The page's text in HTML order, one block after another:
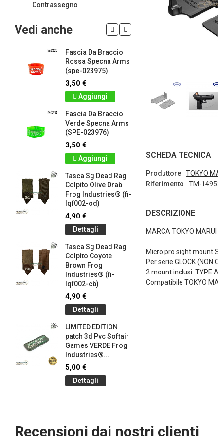
SCHEDA TECNICA
Produttore
TOKYO
Riferimento
TM-
DESCRIZIONE
MARCA TOKYO MARUI
Micro pro sight mount
Per serie GLOCK (NON
2 mount inclusi: TYPE
Compatibile TOKYO
Contrassegno
Vedi anche
Fascia Da Braccio
Rossa Specna Arms
(spe-023975)
3,50 €
Aggiungi
Fascia Da Braccio
Verde Specna Arms
(SPE-023976)
3,50 €
Aggiungi
Tasca Sg Dead Rag
Colpito Olive Drab
Frog Industries® (fi-
lqf002-od)
4,90 €
Dettagli
Tasca Sg Dead Rag
Colpito Coyote
Brown Frog
Industries® (fi-
lqf002-cb)
4,90 €
Dettagli
LIMITED EDITION
patch 3d Pvc Softair
Games VERDE Frog
Industries®...
5,00 €
Dettagli
5,00 €
Dettagli
lq2402-
d.c.
4,90 €
Silicone
Olive
Recensioni dai nostri clienti